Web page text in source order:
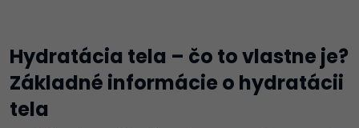
Hydratácia tela – čo to vlastne je?
Základné informácie o hydratácii
tela